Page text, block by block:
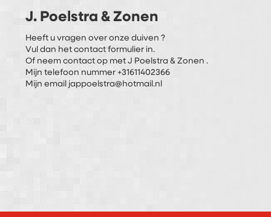
J. Poelstra & Zonen
Heeft u vragen over onze duiven ?
Vul dan het contact formulier in.
Of neem contact op met J Poelstra & Zonen .
Mijn telefoon nummer +31611402366
Mijn email jappoelstra@hotmail.nl